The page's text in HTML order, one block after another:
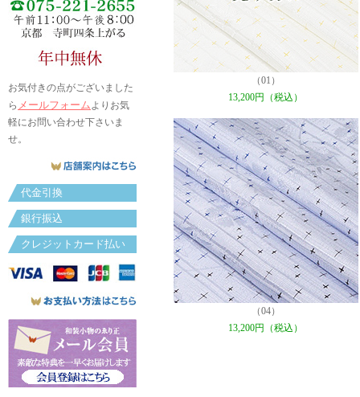
お気付きの点がございました
ら メールフォームよりお気
軽にお問い合わせ下さいま
せ。
代金引換
銀行振込
クレジットカード払い
（01）
13,200円（税込）
（04）
13,200円（税込）